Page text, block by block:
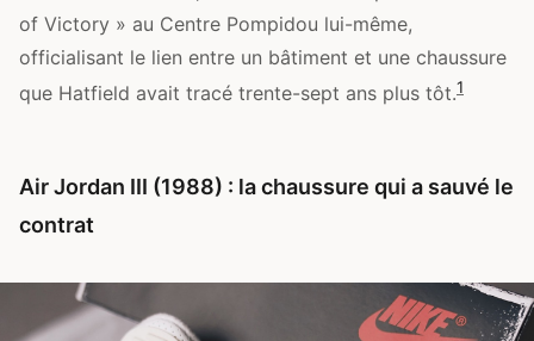
of Victory » au Centre Pompidou lui-même,
officialisant le lien entre un bâtiment et une chaussure
que Hatfield avait tracé trente-sept ans plus tôt.1
Air Jordan III (1988) : la chaussure qui a sauvé le
contrat